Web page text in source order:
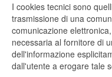
I cookies tecnici sono
trasmissione di una
comunicazione
necessaria al fornitore di
dell'informazione
dall'utente a erogare tale